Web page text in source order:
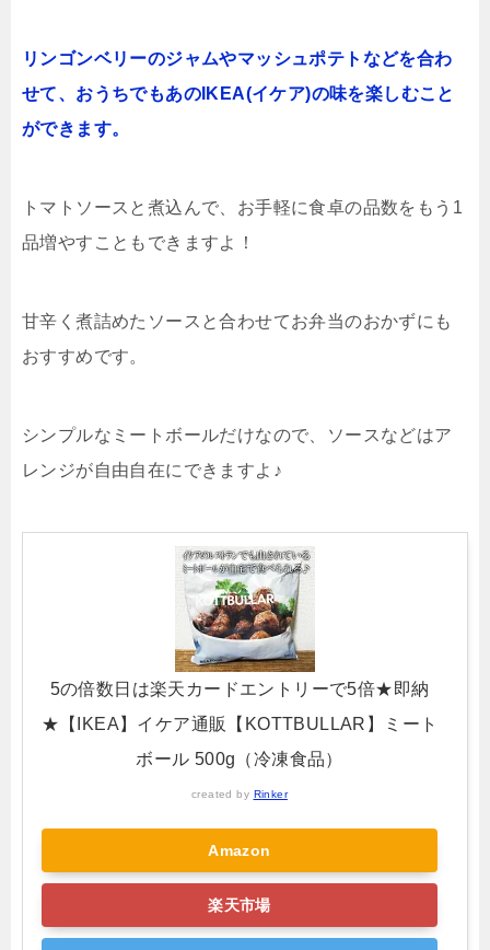
リンゴンベリーのジャムやマッシュポテトなどを合わ
せて、おうちでもあのIKEA(イケア)の味を楽しむこと
ができます。
トマトソースと煮込んで、お手軽に食卓の品数をもう1
品増やすこともできますよ！
甘辛く煮詰めたソースと合わせてお弁当のおかずにも
おすすめです。
シンプルなミートボールだけなので、ソースなどはア
レンジが自由自在にできますよ♪
5の倍数日は楽天カードエントリーで5倍★即納
★【IKEA】イケア通販【KOTTBULLAR】ミート
ボール 500g（冷凍食品）
created by Rinker
Amazon
楽天市場